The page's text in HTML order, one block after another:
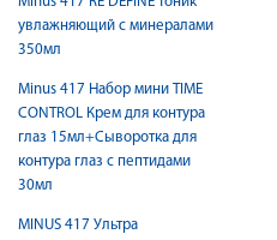
увлажняющий с минералами
350мл
Minus 417 Набор мини TIME
CONTROL Крем для контура
глаз 15мл+Сыворотка для
контура глаз с пептидами
30мл
MINUS 417 Ультра